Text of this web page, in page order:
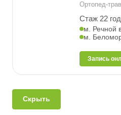
Ортопед-
Стаж 22
м. Речной
м.
Запись
Скрыть